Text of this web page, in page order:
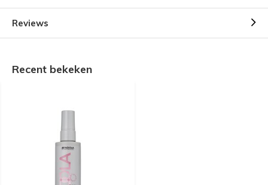
Reviews
Recent bekeken